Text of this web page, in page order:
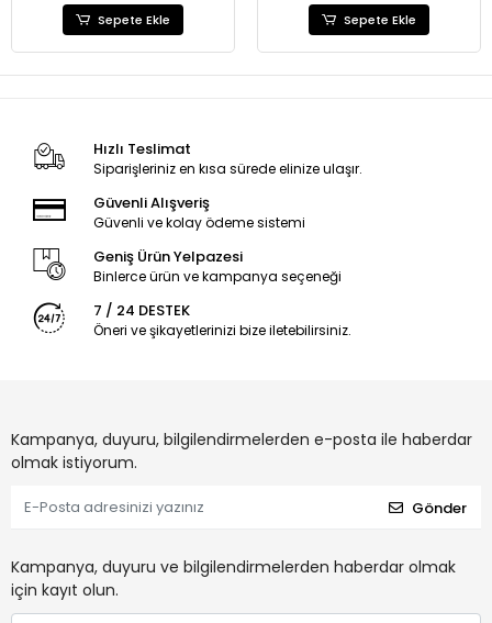
Sepete Ekle Sepete Ekle
Hızlı Teslimat
Siparişleriniz en kısa sürede elinize ulaşır.
Güvenli Alışveriş
Güvenli ve kolay ödeme sistemi
Geniş Ürün Yelpazesi
Binlerce ürün ve kampanya seçeneği
7 / 24 DESTEK
Öneri ve şikayetlerinizi bize iletebilirsiniz.
Kampanya, duyuru, bilgilendirmelerden e-posta ile haberdar
olmak istiyorum.
Gönder
Kampanya, duyuru ve bilgilendirmelerden haberdar olmak
için kayıt olun.